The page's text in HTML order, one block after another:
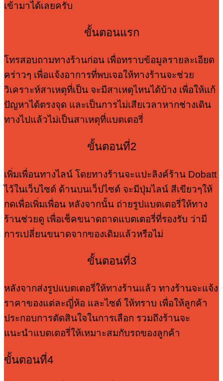
เข้ามาได้เลยครับ
ขั้นตอนแรก
โทรสอบถามทางร้านก่อน เพื่อทราบข้อมูลรายละเอียด
คร่าวๆ เพื่อแจ้งอาการที่พบเจอให้ทางร้านจะช่วย
วิเคราะห์สาเหตุที่เป็น จะมีสาเหตุไหนได้บ้าง เพื่อให้แก้
ปัญหาได้ตรงจุด และเป็นการไม่เสียเวลาหากช่างเดิน
ทางไปแล้วไม่เป็นสาเหตุที่แบตเตอรี่
ขั้นตอนที่2
เพิ่มเพื่อนทางไลน์ โดยทางร้านจะแปะลิงค์ร้าน Dobatt
ไว้ในเว็บไซต์ ด้านบนเว็ปไซต์ จะมีปุ่มไลน์ สีเขียวๆให้
กดเพื่อเพิ่มเพื่อน หลังจากนั้น ถ่ายรูปแบตเตอรี่ให้ทาง
ร้านช่วยดู เพื่อเช็คขนาดถาดแบตเตอรี่ที่รองรับ ว่ามี
การเปลี่ยนขนาดจากของเดิมแล้วหรือไม่
ขั้นตอนที่3
หลังจากส่งรูปแบตเตอรี่ให้ทางร้านแล้ว ทางร้านจะแจ้ง
ราคาของแต่ละญี่ห้อ และไซต์ ให้ทราบ เพื่อให้ลูกค้า
ประกอบการตัดสินใจในการเลือก รวมถึงร้านจะ
แนะนำแบตเตอรี่ให้เหมาะสมกับรถของลูกค้า
ขั้นตอนที่4